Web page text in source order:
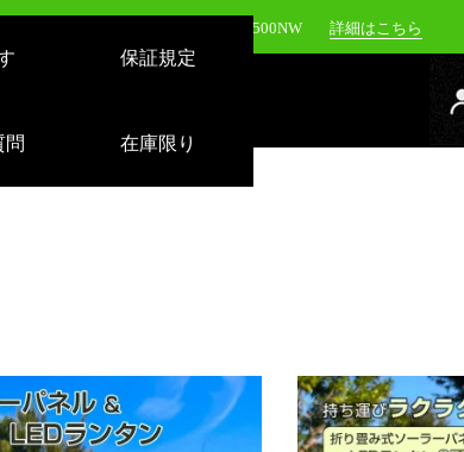
ト AirGlowエアグロウ EVO KT-BL500NW 詳細はこちら
1500m遠距離照射 スタンドつき IP65 YC-1500M
り替え 4800lm 天井照明 LD-24-40RFJ
保証規定
問 在庫限り